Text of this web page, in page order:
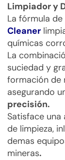
Limpiador y
La fórmula
Cleaner
químicas
La
suciedad y
formación de
asegurando
precisión.
Satisface
de limpieza,
demas
mineras.